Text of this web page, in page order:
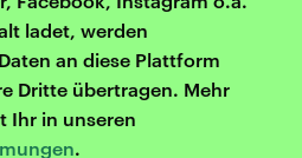
ladet, werden
an diese Plattform
Dritte übertragen. Mehr
Ihr in unseren
.